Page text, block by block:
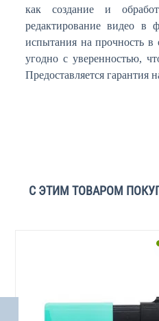
как создание и
редактирование видео
испытания на прочность
угодно с уверенностью,
Предоставляется гарантия
С ЭТИМ ТОВАРОМ